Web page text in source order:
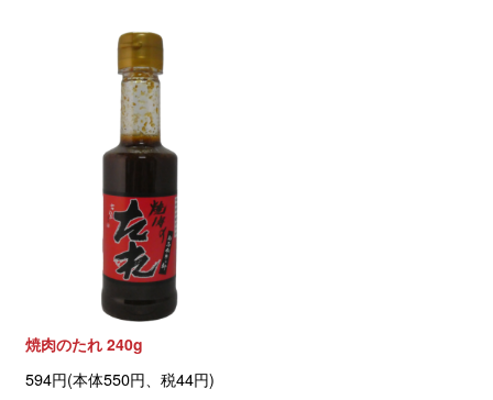
焼肉のたれ 240g
594円(本体550円、税44円)